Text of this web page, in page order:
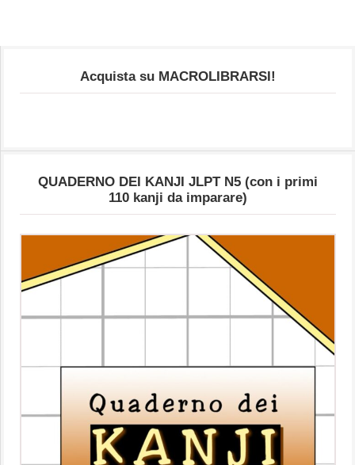
Acquista su MACROLIBRARSI!
QUADERNO DEI KANJI JLPT N5 (con i primi
110 kanji da imparare)